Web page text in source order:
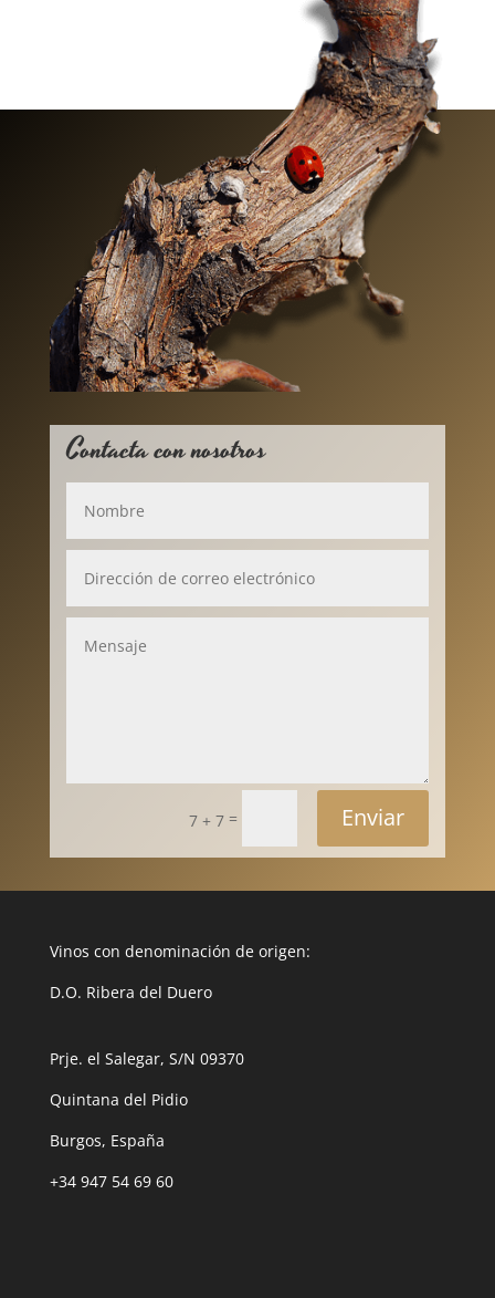
Contacta con nosotros
7 + 7 = Enviar
Vinos con denominación de origen:
D.O. Ribera del Duero
Prje. el Salegar, S/N 09370
Quintana del Pidio
Burgos, España
+34 947 54 69 60